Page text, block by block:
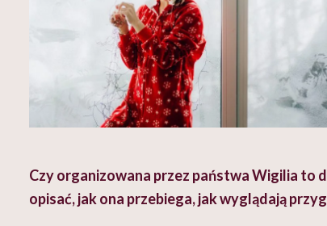
Czy organizowana przez państwa Wigilia to
opisać, jak ona przebiega, jak wyglądają